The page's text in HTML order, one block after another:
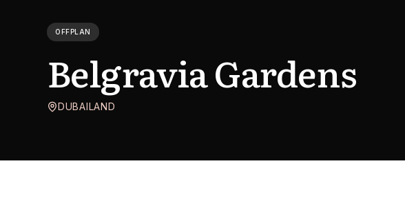
OFFPLAN
Belgravia Gardens
DUBAILAND